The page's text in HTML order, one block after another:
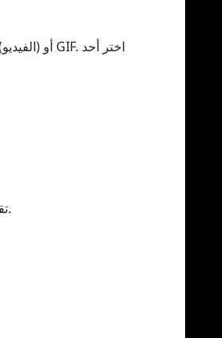
تقوم باستخراج النص الموجود على صفحة الفيديو وتضع ما نعتقد أنه عنوان أو فنان، ويمكنك تحديثه.